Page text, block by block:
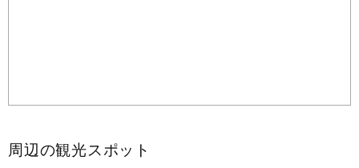
周辺の観光スポット